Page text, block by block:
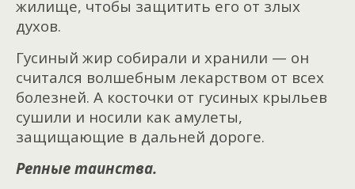
жилище, чтобы защитить его от злых
духов.
Гусиный жир собирали и хранили — он
считался волшебным лекарством от всех
болезней. А косточки от гусиных крыльев
сушили и носили как амулеты,
защищающие в дальней дороге.
Репные таинства.